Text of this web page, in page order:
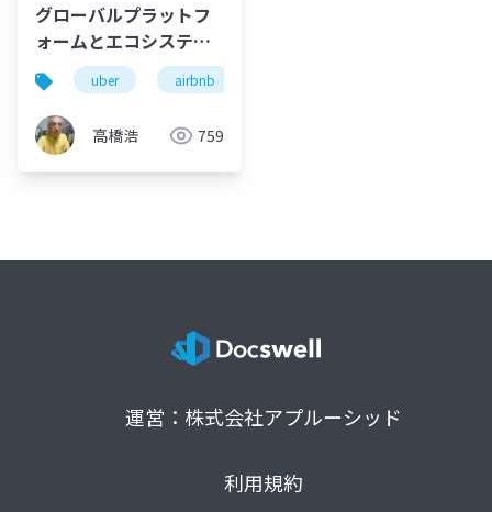
グローバルプラットフ
ォームとエコシステム
の新潮流uber airbnb
高橋浩 759
運営：株式会社アプルーシッド
利用規約